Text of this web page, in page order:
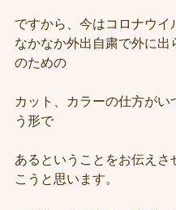
ですから、今はコロナウイ
なかなか外出自粛で外に出
のための
カット、カラーの仕方がい
う形で
あるということをお伝えさ
こうと思います。